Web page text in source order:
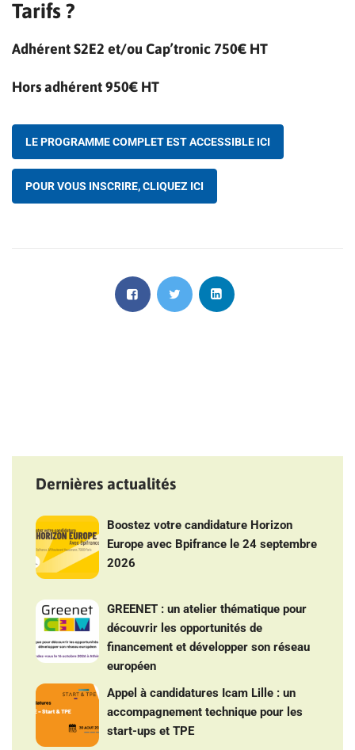
Tarifs ?
Adhérent S2E2 et/ou Cap’tronic 750€ HT
Hors adhérent 950€ HT
LE PROGRAMME COMPLET EST ACCESSIBLE ICI
POUR VOUS INSCRIRE, CLIQUEZ ICI
Dernières actualités
Boostez votre candidature Horizon
Europe avec Bpifrance le 24 septembre
2026
GREENET : un atelier thématique pour
découvrir les opportunités de
financement et développer son réseau
européen
Appel à candidatures Icam Lille : un
accompagnement technique pour les
start-ups et TPE